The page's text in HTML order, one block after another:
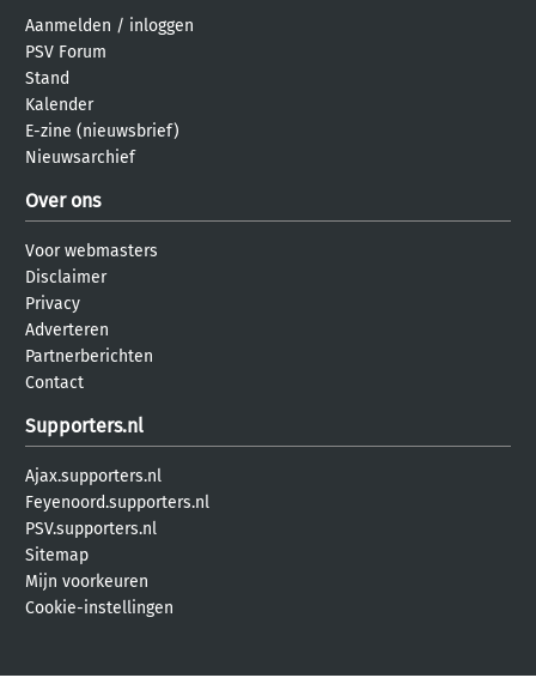
Aanmelden / inloggen
PSV Forum
Stand
Kalender
E-zine (nieuwsbrief)
Nieuwsarchief
Over ons
Voor webmasters
Disclaimer
Privacy
Adverteren
Partnerberichten
Contact
Supporters.nl
Ajax.supporters.nl
Feyenoord.supporters.nl
PSV.supporters.nl
Sitemap
Mijn voorkeuren
Cookie-instellingen